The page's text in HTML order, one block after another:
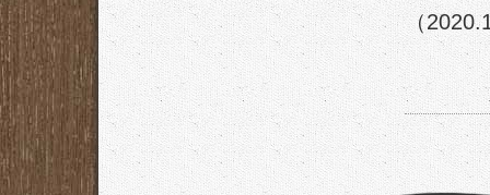
（